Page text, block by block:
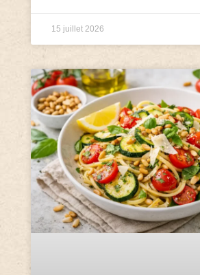
15 juillet 2026